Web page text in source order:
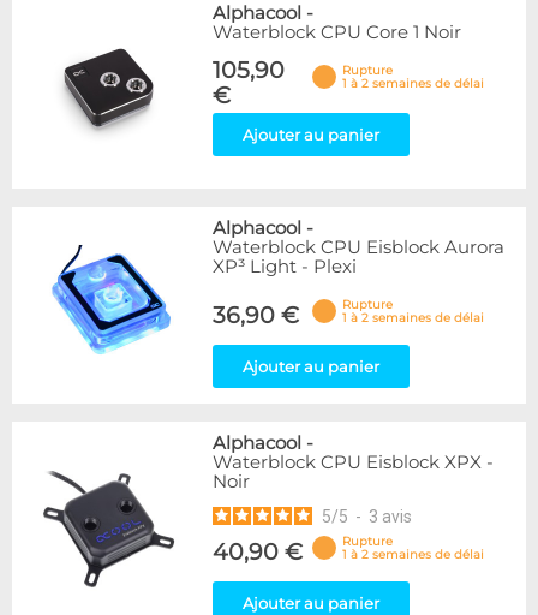
Alphacool -
Waterblock CPU Core 1 Noir
105,90
€
Rupture
1 à 2 semaines de délai
Ajouter au panier
Alphacool -
Waterblock CPU Eisblock Aurora
XP³ Light - Plexi
36,90 €
Rupture
1 à 2 semaines de délai
Ajouter au panier
Alphacool -
Waterblock CPU Eisblock XPX -
Noir
5/5 - 3 avis
40,90 €
Rupture
1 à 2 semaines de délai
Ajouter au panier